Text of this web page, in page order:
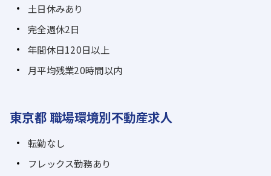
土日休みあり
完全週休2日
年間休日120日以上
月平均残業20時間以内
東京都 職場環境別不動産求人
転勤なし
フレックス勤務あり